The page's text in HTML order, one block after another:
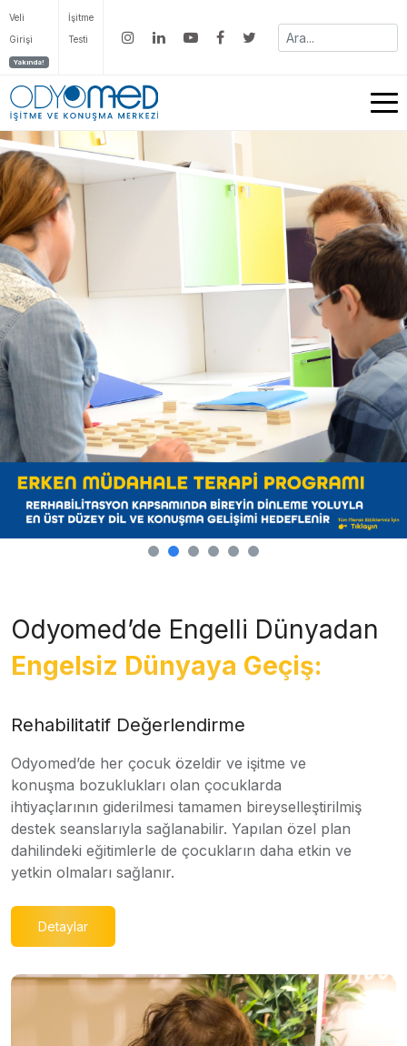
Veli
Girişi
Yakında!
İşitme
Testi
Odyomed’de Engelli Dünyadan
Engelsiz Dünyaya Geçiş:
Rehabilitatif Değerlendirme
Odyomed’de her çocuk özeldir ve işitme ve
konuşma bozuklukları olan çocuklarda
ihtiyaçlarının giderilmesi tamamen bireyselleştirilmiş
destek seanslarıyla sağlanabilir. Yapılan özel plan
dahilindeki eğitimlerle de çocukların daha etkin ve
yetkin olmaları sağlanır.
Detaylar